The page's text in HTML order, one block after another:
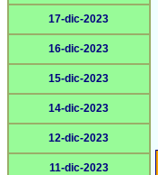
17-dic-2023
16-dic-2023
15-dic-2023
14-dic-2023
12-dic-2023
11-dic-2023